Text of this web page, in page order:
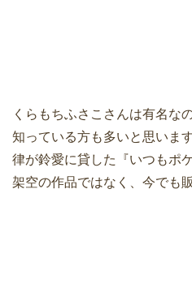
くらもちふさこさんは有名なの
知っている方も多いと思います
律が鈴愛に貸した『いつもポ
架空の作品ではなく、今でも